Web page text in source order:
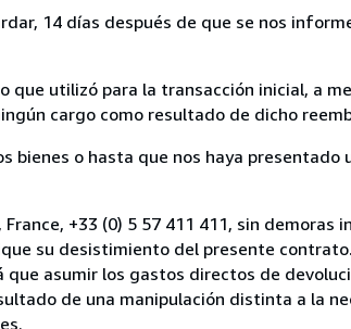
14 días después de que se nos
utilizó para la transacción inicial, a
cargo como resultado de dicho
o hasta que nos haya presentado
+33 (0) 5 57 411 411, sin demoras
su desistimiento del presente
asumir los gastos directos de
de una manipulación distinta a la